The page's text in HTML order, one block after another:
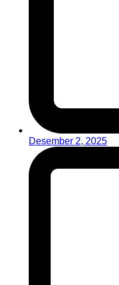
Desember 2, 2025